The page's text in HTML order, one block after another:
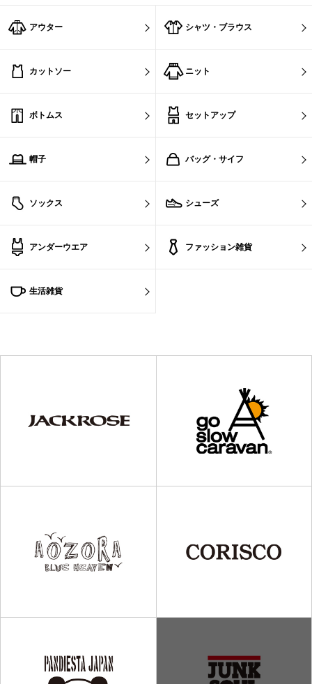
アウター シャツ・ブラウス
カットソー ニット
ボトムス セットアップ
帽子 バッグ・サイフ
ソックス シューズ
アンダーウエア ファッション雑貨
生活雑貨